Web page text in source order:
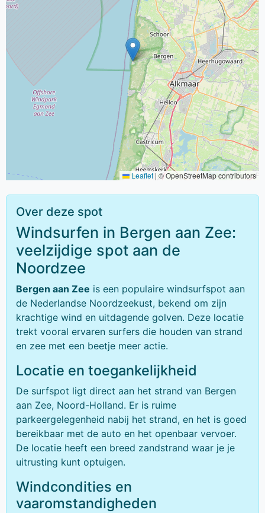
Leaflet | © OpenStreetMap contributors
Over deze spot
Windsurfen in Bergen aan Zee:
veelzijdige spot aan de
Noordzee
Bergen aan Zee is een populaire windsurfspot aan
de Nederlandse Noordzeekust, bekend om zijn
krachtige wind en uitdagende golven. Deze locatie
trekt vooral ervaren surfers die houden van strand
en zee met een beetje meer actie.
Locatie en toegankelijkheid
De surfspot ligt direct aan het strand van Bergen
aan Zee, Noord-Holland. Er is ruime
parkeergelegenheid nabij het strand, en het is goed
bereikbaar met de auto en het openbaar vervoer.
De locatie heeft een breed zandstrand waar je je
uitrusting kunt optuigen.
Windcondities en
vaaromstandigheden